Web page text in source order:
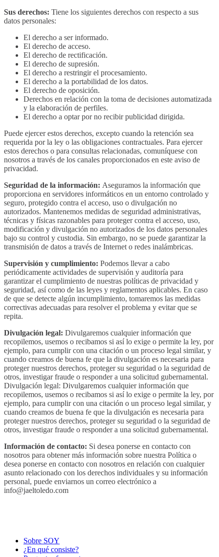
Sus derechos: Tiene los siguientes derechos con respecto a sus
datos personales:
El derecho a ser informado.
El derecho de acceso.
El derecho de rectificación.
El derecho de supresión.
El derecho a restringir el procesamiento.
El derecho a la portabilidad de los datos.
El derecho de oposición.
Derechos en relación con la toma de decisiones automatizada
y la elaboración de perfiles.
El derecho a optar por no recibir publicidad dirigida.
Puede ejercer estos derechos, excepto cuando la retención sea
requerida por la ley o las obligaciones contractuales. Para ejercer
estos derechos o para consultas relacionadas, comuníquese con
nosotros a través de los canales proporcionados en este aviso de
privacidad.
Seguridad de la información: Aseguramos la información que
proporciona en servidores informáticos en un entorno controlado y
seguro, protegido contra el acceso, uso o divulgación no
autorizados. Mantenemos medidas de seguridad administrativas,
técnicas y físicas razonables para proteger contra el acceso, uso,
modificación y divulgación no autorizados de los datos personales
bajo su control y custodia. Sin embargo, no se puede garantizar la
transmisión de datos a través de Internet o redes inalámbricas.
Supervisión y cumplimiento: Podemos llevar a cabo
periódicamente actividades de supervisión y auditoría para
garantizar el cumplimiento de nuestras políticas de privacidad y
seguridad, así como de las leyes y reglamentos aplicables. En caso
de que se detecte algún incumplimiento, tomaremos las medidas
correctivas adecuadas para resolver el problema y evitar que se
repita.
Divulgación legal: Divulgaremos cualquier información que
recopilemos, usemos o recibamos si así lo exige o permite la ley, por
ejemplo, para cumplir con una citación o un proceso legal similar, y
cuando creamos de buena fe que la divulgación es necesaria para
proteger nuestros derechos, proteger su seguridad o la seguridad de
otros, investigar fraude o responder a una solicitud gubernamental.
Divulgación legal: Divulgaremos cualquier información que
recopilemos, usemos o recibamos si así lo exige o permite la ley, por
ejemplo, para cumplir con una citación o un proceso legal similar, y
cuando creamos de buena fe que la divulgación es necesaria para
proteger nuestros derechos, proteger su seguridad o la seguridad de
otros, investigar fraude o responder a una solicitud gubernamental.
Información de contacto: Si desea ponerse en contacto con
nosotros para obtener más información sobre nuestra Política o
desea ponerse en contacto con nosotros en relación con cualquier
asunto relacionado con los derechos individuales y su información
personal, puede enviarnos un correo electrónico a
info@jaeltoledo.com
Sobre SOY
¿En qué consiste?